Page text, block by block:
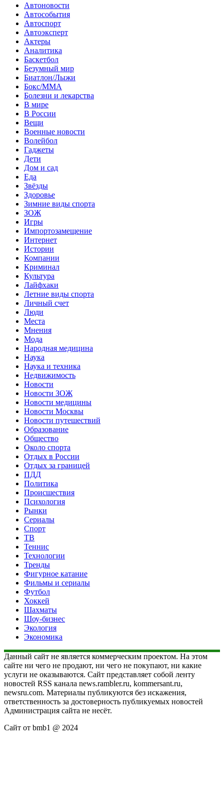
Автоновости
Автособытия
Автоспорт
Автоэксперт
Актеры
Аналитика
Баскетбол
Безумный мир
Биатлон/Лыжи
Бокс/MMA
Болезни и лекарства
В мире
В России
Вещи
Военные новости
Волейбол
Гаджеты
Дети
Дом и сад
Еда
Звёзды
Здоровье
Зимние виды спорта
ЗОЖ
Игры
Импортозамещение
Интернет
Истории
Компании
Криминал
Культура
Лайфхаки
Летние виды спорта
Личный счет
Люди
Места
Мнения
Мода
Народная медицина
Наука
Наука и техника
Недвижимость
Новости
Новости ЗОЖ
Новости медицины
Новости Москвы
Новости путешествий
Образование
Общество
Около спорта
Отдых в России
Отдых за границей
ПДД
Политика
Происшествия
Психология
Рынки
Сериалы
Спорт
ТВ
Теннис
Технологии
Тренды
Фигурное катание
Фильмы и сериалы
Футбол
Хоккей
Шахматы
Шоу-бизнес
Экология
Экономика
Данный сайт не является коммерческим проектом. На этом
сайте ни чего не продают, ни чего не покупают, ни какие
услуги не оказываются. Сайт представляет собой ленту
новостей RSS канала news.rambler.ru, kommersant.ru,
newsru.com. Материалы публикуются без искажения,
ответственность за достоверность публикуемых новостей
Администрация сайта не несёт.
Сайт от bmb1 @ 2024